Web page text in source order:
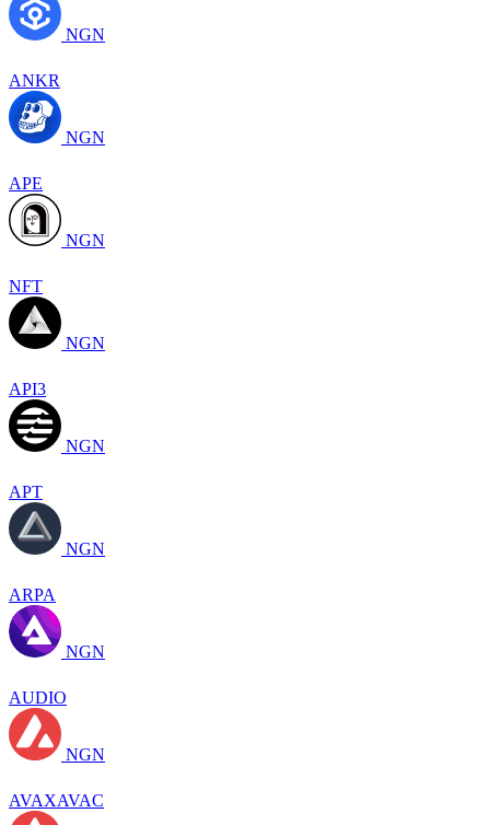
NGN
ANKR
NGN
APE
NGN
NFT
NGN
API3
NGN
APT
NGN
ARPA
NGN
AUDIO
NGN
AVAXAVAC